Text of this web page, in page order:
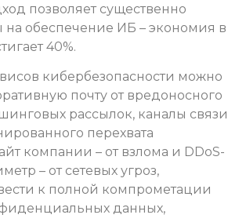
позволяет существенно
на обеспечение ИБ – экономия в
40%.
кибербезопасности можно
почту от вредоносного
рассылок, каналы связи
перехвата
компании – от взлома и DDoS-
– от сетевых угроз,
к полной компрометации
данных,